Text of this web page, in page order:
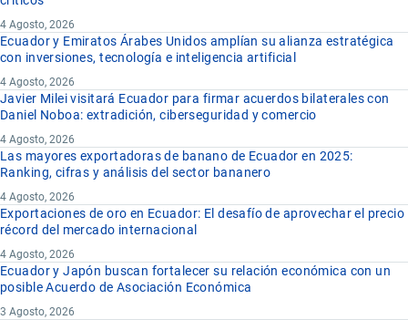
4 Agosto, 2026
Ecuador y Emiratos Árabes Unidos amplían su alianza estratégica
con inversiones, tecnología e inteligencia artificial
4 Agosto, 2026
Javier Milei visitará Ecuador para firmar acuerdos bilaterales con
Daniel Noboa: extradición, ciberseguridad y comercio
4 Agosto, 2026
Las mayores exportadoras de banano de Ecuador en 2025:
Ranking, cifras y análisis del sector bananero
4 Agosto, 2026
Exportaciones de oro en Ecuador: El desafío de aprovechar el precio
récord del mercado internacional
4 Agosto, 2026
Ecuador y Japón buscan fortalecer su relación económica con un
posible Acuerdo de Asociación Económica
3 Agosto, 2026